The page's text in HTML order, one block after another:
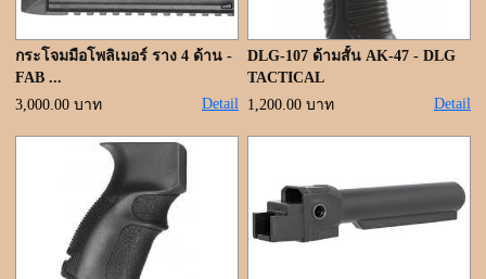
ติดต่อเรา
กระโจมมือโพลิเมอร์ ราง 4 ด้าน -
FAB ...
3,000.00 บาท
Detail
DLG-107 ด้ามสั้น AK-47 - DLG
TACTICAL
1,200.00 บาท
Detail